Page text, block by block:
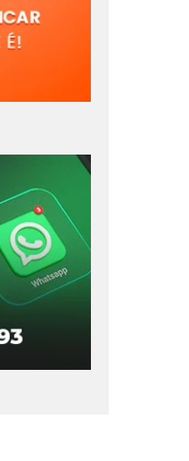
Ciclone bomba
continua no Sul e
Sudeste do país